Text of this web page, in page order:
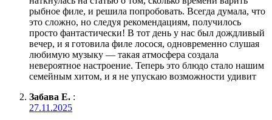
рыбное филе, и решила попробовать. Всегда думала, что
это сложно, но следуя рекомендациям, получилось
просто фантастически! В тот день у нас был дождливый
вечер, и я готовила филе лосося, одновременно слушая
любимую музыку — такая атмосфера создала
невероятное настроение. Теперь это блюдо стало нашим
семейным хитом, и я не упускаю возможности удивит
Забава Е. :
27.11.2025